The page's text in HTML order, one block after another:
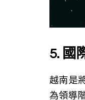
5. 國
越南是
為領導